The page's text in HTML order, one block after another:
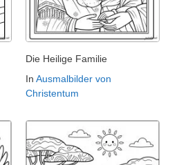
Die Heilige Familie
In Ausmalbilder von
Christentum